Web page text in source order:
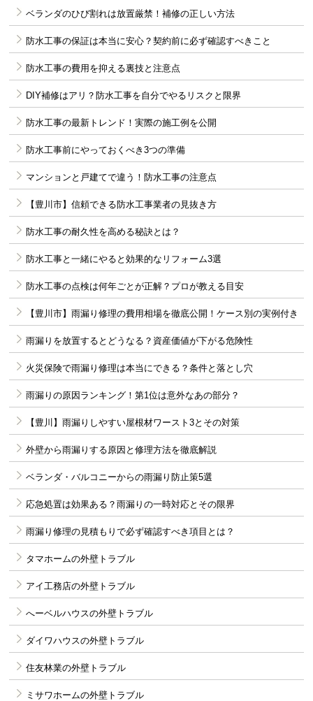
ベランダのひび割れは放置厳禁！補修の正しい方法
防水工事の保証は本当に安心？契約前に必ず確認すべきこと
防水工事の費用を抑える裏技と注意点
DIY補修はアリ？防水工事を自分でやるリスクと限界
防水工事の最新トレンド！実際の施工例を公開
防水工事前にやっておくべき3つの準備
マンションと戸建てで違う！防水工事の注意点
【豊川市】信頼できる防水工事業者の見抜き方
防水工事の耐久性を高める秘訣とは？
防水工事と一緒にやると効果的なリフォーム3選
防水工事の点検は何年ごとが正解？プロが教える目安
【豊川市】雨漏り修理の費用相場を徹底公開！ケース別の実例付き
雨漏りを放置するとどうなる？資産価値が下がる危険性
火災保険で雨漏り修理は本当にできる？条件と落とし穴
雨漏りの原因ランキング！第1位は意外なあの部分？
【豊川】雨漏りしやすい屋根材ワースト3とその対策
外壁から雨漏りする原因と修理方法を徹底解説
ベランダ・バルコニーからの雨漏り防止策5選
応急処置は効果ある？雨漏りの一時対応とその限界
雨漏り修理の見積もりで必ず確認すべき項目とは？
タマホームの外壁トラブル
アイ工務店の外壁トラブル
へーベルハウスの外壁トラブル
ダイワハウスの外壁トラブル
住友林業の外壁トラブル
ミサワホームの外壁トラブル